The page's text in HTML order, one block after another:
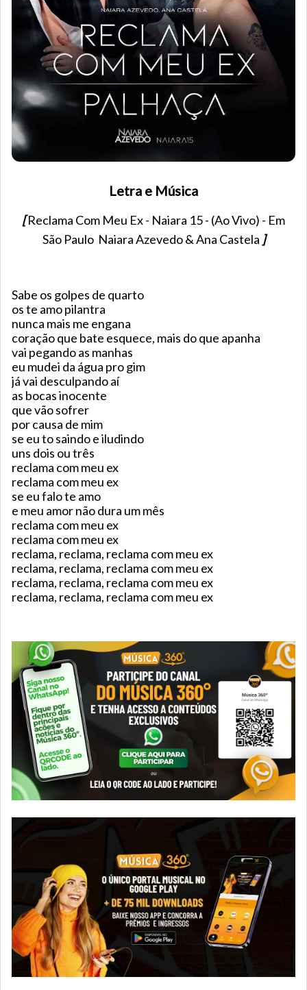
Letra e Música
[Reclama Com Meu Ex - Naiara 15 - (Ao Vivo) - Em
São Paulo Naiara Azevedo & Ana Castela ]
Sabe os golpes de quarto
os te amo pilantra
nunca mais me engana
coração que bate esquece, mais do que apanha
vai pegando as manhas
eu mudei da água pro gim
já vai desculpando aí
as bocas inocente
que vão sofrer
por causa de mim
se eu to saindo e iludindo
uns dois ou três
reclama com meu ex
reclama com meu ex
se eu falo te amo
e meu amor não dura um mês
reclama com meu ex
reclama com meu ex
reclama, reclama, reclama com meu ex
reclama, reclama, reclama com meu ex
reclama, reclama, reclama com meu ex
reclama, reclama, reclama com meu ex